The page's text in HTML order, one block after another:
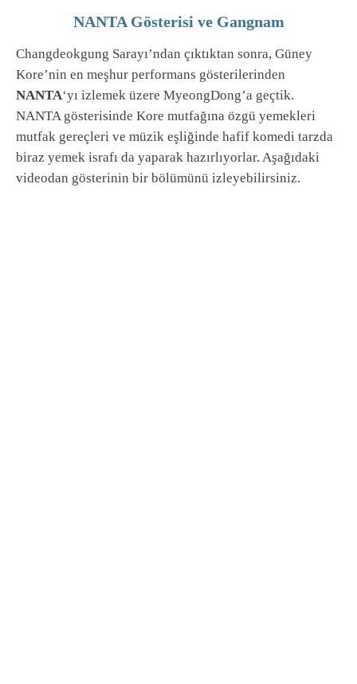
NANTA Gösterisi ve Gangnam
Changdeokgung Sarayı’ndan çıktıktan sonra, Güney
Kore’nin en meşhur performans gösterilerinden
NANTA‘yı izlemek üzere MyeongDong’a geçtik.
NANTA gösterisinde Kore mutfağına özgü yemekleri
mutfak gereçleri ve müzik eşliğinde hafif komedi tarzda
biraz yemek israfı da yaparak hazırlıyorlar. Aşağıdaki
videodan gösterinin bir bölümünü izleyebilirsiniz.